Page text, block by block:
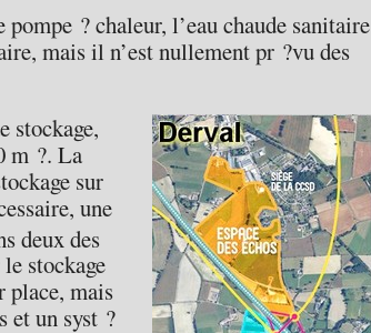
? chaleur, l’eau chaude sanitaire
mais il n’est nullement pr ?vu des
stockage,
m ?. La
sur
une
deux des
stockage
place, mais
et un syst ?